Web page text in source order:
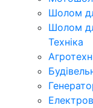
Шолом
Шолом
Техніка